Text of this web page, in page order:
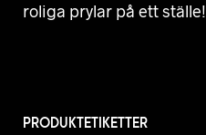
roliga prylar på ett ställe!
PRODUKTETIKETTER